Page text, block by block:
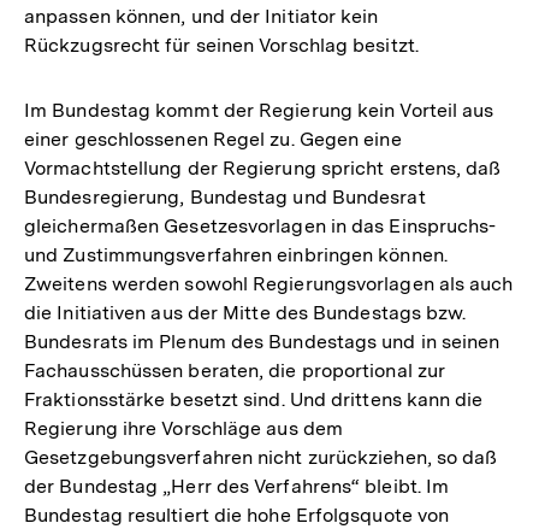
anpassen können, und der Initiator kein
Rückzugsrecht für seinen Vorschlag besitzt.
Im Bundestag kommt der Regierung kein Vorteil aus
einer geschlossenen Regel zu. Gegen eine
Vormachtstellung der Regierung spricht erstens, daß
Bundesregierung, Bundestag und Bundesrat
gleichermaßen Gesetzesvorlagen in das Einspruchs-
und Zustimmungsverfahren einbringen können.
Zweitens werden sowohl Regierungsvorlagen als auch
die Initiativen aus der Mitte des Bundestags bzw.
Bundesrats im Plenum des Bundestags und in seinen
Fachausschüssen beraten, die proportional zur
Fraktionsstärke besetzt sind. Und drittens kann die
Regierung ihre Vorschläge aus dem
Gesetzgebungsverfahren nicht zurückziehen, so daß
der Bundestag „Herr des Verfahrens“ bleibt. Im
Bundestag resultiert die hohe Erfolgsquote von